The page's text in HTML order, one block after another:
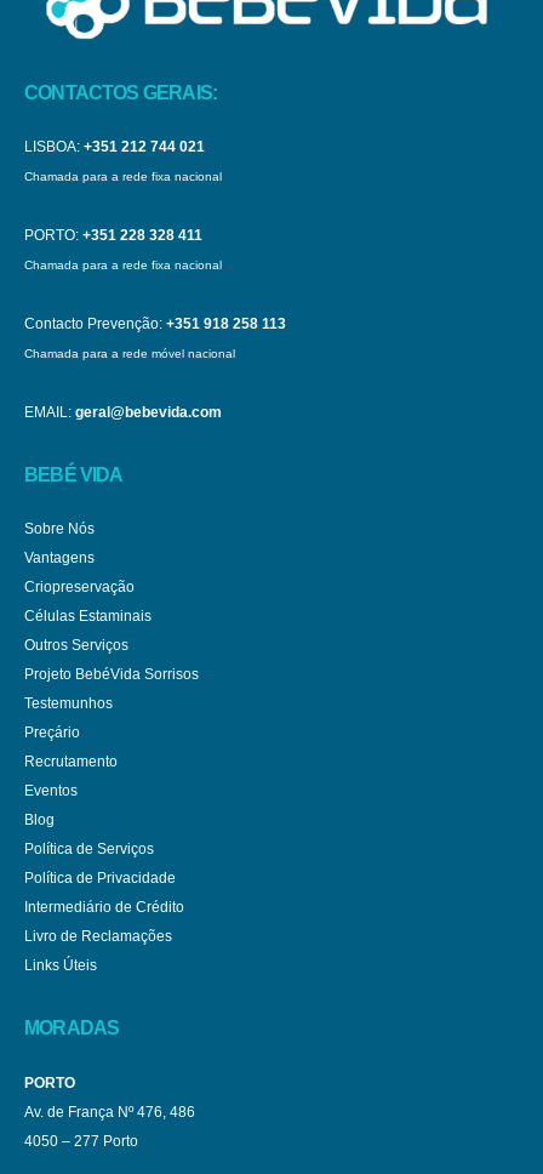
CONTACTOS GERAIS:
LISBOA: +351 212 744 021
Chamada para a rede fixa nacional
PORTO: +351 228 328 411
Chamada para a rede fixa nacional
Contacto Prevenção: +351 918 258 113
Chamada para a rede móvel nacional
EMAIL: geral@bebevida.com
BEBÉ VIDA
Sobre Nós
Vantagens
Criopreservação
Células Estaminais
Outros Serviços
Projeto BebéVida Sorrisos
Testemunhos
Preçário
Recrutamento
Eventos
Blog
Política de Serviços
Política de Privacidade
Intermediário de Crédito
Livro de Reclamações
Links Úteis
MORADAS
PORTO
Av. de França Nº 476, 486
4050 – 277 Porto